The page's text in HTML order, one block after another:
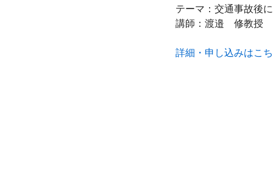
テーマ：交通事故後
講師：渡邉　修教授
詳細・申し込みはこ